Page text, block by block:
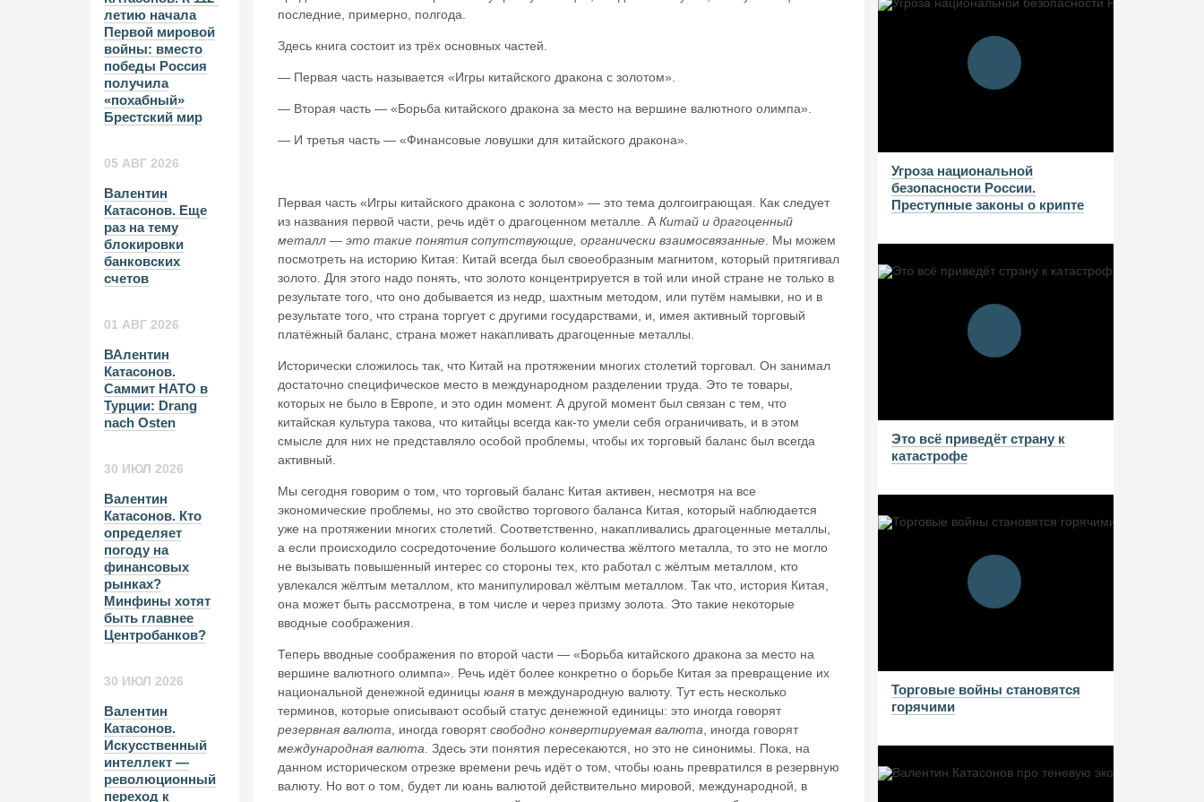
летию начала
Первой мировой
войны: вместо
победы Россия
получила
«похабный»
Брестский мир
05 АВГ 2026
Валентин
Катасонов. Еще
раз на тему
блокировки
банковских
счетов
01 АВГ 2026
ВАлентин
Катасонов.
Саммит НАТО в
Турции: Drang
nach Osten
30 ИЮЛ 2026
Валентин
Катасонов. Кто
определяет
погоду на
финансовых
рынках?
Минфины хотят
быть главнее
Центробанков?
30 ИЮЛ 2026
Валентин
Катасонов.
Искусственный
интеллект —
революционный
переход к
последние, примерно, полгода.
Здесь книга состоит из трёх основных частей.
— Первая часть называется «Игры китайского дракона с золотом».
— Вторая часть — «Борьба китайского дракона за место на вершине валютного олимпа».
— И третья часть — «Финансовые ловушки для китайского дракона».
Первая часть «Игры китайского дракона с золотом» — это тема долгоиграющая. Как следует
из названия первой части, речь идёт о драгоценном металле. А Китай и драгоценный
металл — это такие понятия сопутствующие, органически взаимосвязанные. Мы можем
посмотреть на историю Китая: Китай всегда был своеобразным магнитом, который притягивал
золото. Для этого надо понять, что золото концентрируется в той или иной стране не только в
результате того, что оно добывается из недр, шахтным методом, или путём намывки, но и в
результате того, что страна торгует с другими государствами, и, имея активный торговый
платёжный баланс, страна может накапливать драгоценные металлы.
Исторически сложилось так, что Китай на протяжении многих столетий торговал. Он занимал
достаточно специфическое место в международном разделении труда. Это те товары,
которых не было в Европе, и это один момент. А другой момент был связан с тем, что
китайская культура такова, что китайцы всегда как-то умели себя ограничивать, и в этом
смысле для них не представляло особой проблемы, чтобы их торговый баланс был всегда
активный.
Мы сегодня говорим о том, что торговый баланс Китая активен, несмотря на все
экономические проблемы, но это свойство торгового баланса Китая, который наблюдается
уже на протяжении многих столетий. Соответственно, накапливались драгоценные металлы,
а если происходило сосредоточение большого количества жёлтого металла, то это не могло
не вызывать повышенный интерес со стороны тех, кто работал с жёлтым металлом, кто
увлекался жёлтым металлом, кто манипулировал жёлтым металлом. Так что, история Китая,
она может быть рассмотрена, в том числе и через призму золота. Это такие некоторые
вводные соображения.
Теперь вводные соображения по второй части — «Борьба китайского дракона за место на
вершине валютного олимпа» . Речь идёт более конкретно о борьбе Китая за превращение их
национальной денежной единицы юаняв международную валюту. Тут есть несколько
терминов, которые описывают особый статус денежной единицы: это иногда говорят
резервная валюта , иногда говорятсвободно конвертируемая валюта , иногда говорят
международная валюта . Здесь эти понятия пересекаются, но это не синонимы. Пока, на
данном историческом отрезке времени речь идёт о том, чтобы юань превратился в резервную
валюту. Но вот о том, будет ли юань валютой действительно мировой, международной, в
Угроза национальной
безопасности России.
Преступные законы о крипте
Это всё приведёт страну к
катастрофе
Торговые войны становятся
горячими